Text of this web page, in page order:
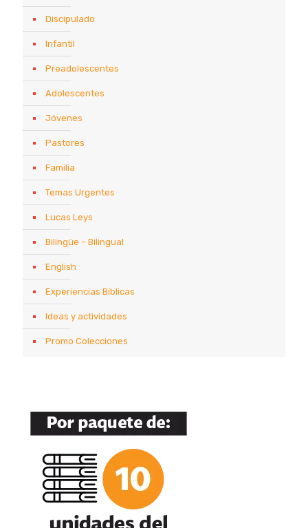
Discipulado
Infantil
Preadolescentes
Adolescentes
Jóvenes
Pastores
Familia
Temas Urgentes
Lucas Leys
Bilingüe – Bilingual
English
Experiencias Bíblicas
Ideas y actividades
Promo Colecciones